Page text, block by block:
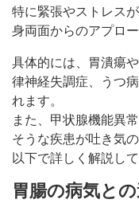
特に緊張やストレス
身両面からのアプロ
具体的には、胃潰瘍
律神経失調症、うつ
れます。
また、甲状腺機能異
そうな疾患が吐き気
以下で詳しく解説して
胃腸の病気と